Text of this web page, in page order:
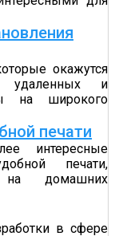
окажутся
удаленных и
на широкого
печати
интересные
печати,
на домашних
в сфере